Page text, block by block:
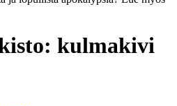
kulmakivi